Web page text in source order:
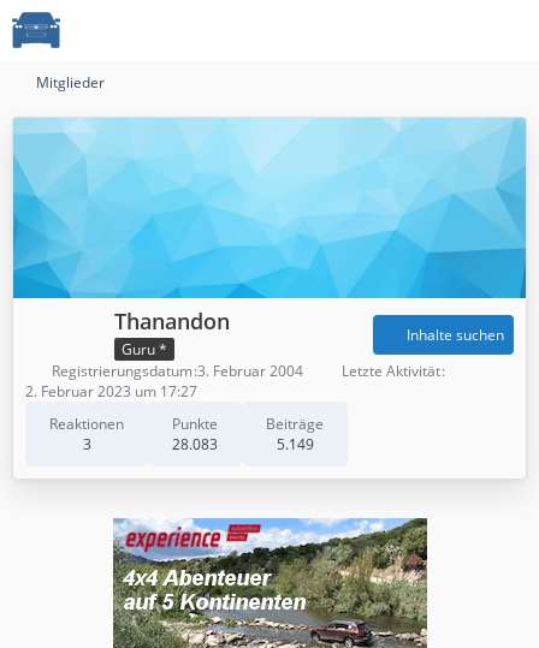
Mitglieder
Thanandon
Guru *
Reaktionen
3
Punkte
28.083
Beiträge
5.149
Inhalte suchen
Registrierungsdatum 3. Februar 2004
Letzte Aktivität
2. Februar 2023 um 17:27